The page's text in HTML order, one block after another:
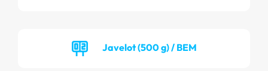
Javelot (500 g) / BEM